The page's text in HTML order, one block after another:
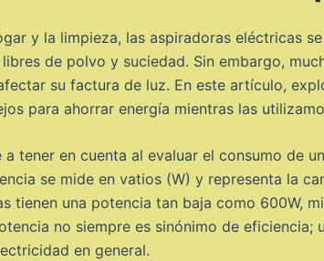
y la limpieza, las aspiradoras eléctricas
de polvo y suciedad. Sin embargo,
su factura de luz. En este artículo,
para ahorrar energía mientras las
tener en cuenta al evaluar el consumo de
se mide en vatios (W) y representa la
tienen una potencia tan baja como 600W,
no siempre es sinónimo de
en general.